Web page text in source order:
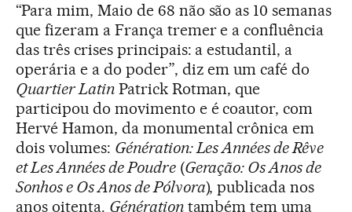
“Para mim, Maio de 68 não são as 10 semanas
que fizeram a França tremer e a confluência
das três crises principais: a estudantil, a
operária e a do poder”, diz em um café do
Quartier LatinPatrick Rotman, que
participou do movimento e é coautor, com
Hervé Hamon, da monumental crônica em
dois volumes: Génération: Les Années de Rêve
et Les Années de Poudre(Geração: Os Anos de
Sonhos e Os Anos de Pólvora), publicada nos
anos oitenta. Générationtambém tem uma